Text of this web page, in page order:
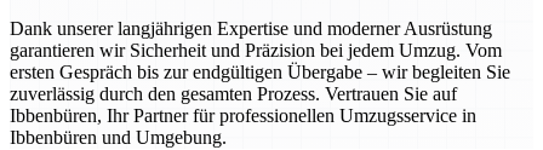
Dank unserer langjährigen Expertise und moderner Ausrüstung
garantieren wir Sicherheit und Präzision bei jedem Umzug. Vom
ersten Gespräch bis zur endgültigen Übergabe – wir begleiten Sie
zuverlässig durch den gesamten Prozess. Vertrauen Sie auf
Ibbenbüren, Ihr Partner für professionellen Umzugsservice in
Ibbenbüren und Umgebung.